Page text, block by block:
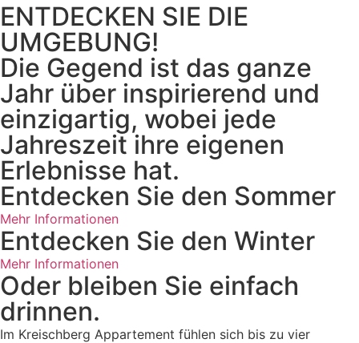
ENTDECKEN SIE DIE
UMGEBUNG!
Die Gegend ist das ganze
Jahr über inspirierend und
einzigartig, wobei jede
Jahreszeit ihre eigenen
Erlebnisse hat.
Entdecken Sie den Sommer
Mehr Informationen
Entdecken Sie den Winter
Mehr Informationen
Oder bleiben Sie einfach
drinnen.
Im Kreischberg Appartement fühlen sich bis zu vier